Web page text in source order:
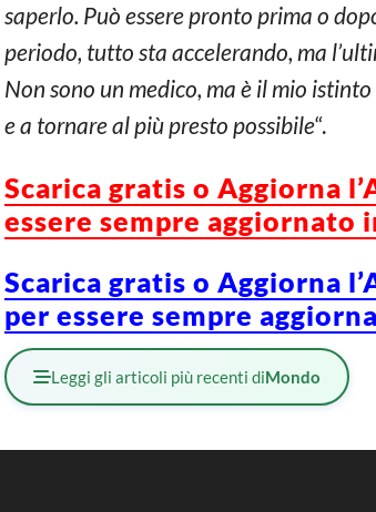
saperlo. Può essere pronto prima o
periodo, tutto sta accelerando, ma
Non sono un medico, ma è il mio
e a tornare al più presto possibile“.
Scarica gratis o Aggiorna
essere sempre aggiornato
Scarica gratis o Aggiorna
per essere sempre
Leggi gli articoli più recenti diMondo